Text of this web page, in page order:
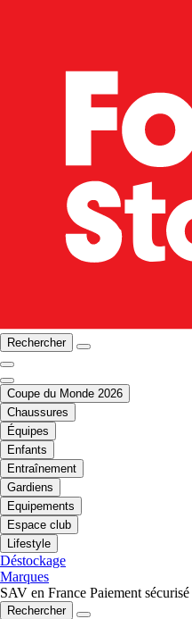
Rechercher
Coupe du Monde 2026
Chaussures
Équipes
Enfants
Entraînement
Gardiens
Equipements
Espace club
Lifestyle
Déstockage
Marques
SAV en France Paiement sécurisé
Rechercher